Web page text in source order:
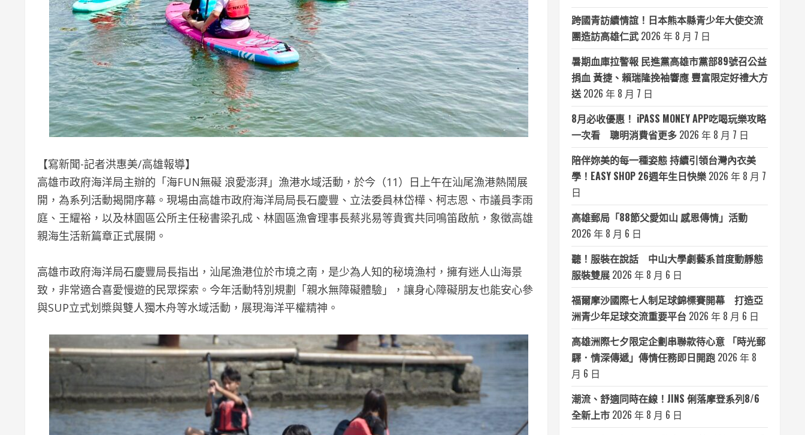
【寫新聞-記者洪惠美/高雄報導】
高雄市政府海洋局主辦的「海FUN無礙 浪愛澎湃」漁港水域活動，於今（11）日上午在汕尾漁港熱鬧展
開，為系列活動揭開序幕。現場由高雄市政府海洋局局長石慶豐、立法委員林岱樺、柯志恩、市議員李雨
庭、王耀裕，以及林園區公所主任秘書梁孔成、林園區漁會理事長蔡兆易等貴賓共同鳴笛啟航，象徵高雄
親海生活新篇章正式展開。
高雄市政府海洋局石慶豐局長指出，汕尾漁港位於市境之南，是少為人知的秘境漁村，擁有迷人山海景
致，非常適合喜愛慢遊的民眾探索。今年活動特別規劃「親水無障礙體驗」，讓身心障礙朋友也能安心參
與SUP立式划槳與雙人獨木舟等水域活動，展現海洋平權精神。
跨國青訪續情誼！日本熊本縣青少年大使交流
團造訪高雄仁武 2026 年 8 月 7 日
暑期血庫拉警報 民進黨高雄市黨部89號召公益
捐血 黃捷、賴瑞隆挽袖響應 豐富限定好禮大方
送 2026 年 8 月 7 日
8月必收優惠！ iPASS MONEY APP吃喝玩樂攻略
一次看 聰明消費省更多 2026 年 8 月 7 日
陪伴妳美的每一種姿態 持續引領台灣內衣美
學！EASY SHOP 26週年生日快樂 2026 年 8 月 7
日
高雄郵局「88節父愛如山 感恩傳情」活動
2026 年 8 月 6 日
聽！服裝在說話 中山大學劇藝系首度動靜態
服裝雙展 2026 年 8 月 6 日
福爾摩沙國際七人制足球錦標賽開幕 打造亞
洲青少年足球交流重要平台 2026 年 8 月 6 日
高雄洲際七夕限定企劃串聯款待心意 「時光郵
驛．情深傳遞」傳情任務即日開跑 2026 年 8
月 6 日
潮流、舒適同時在線！JINS 俐落摩登系列8/6
全新上市 2026 年 8 月 6 日